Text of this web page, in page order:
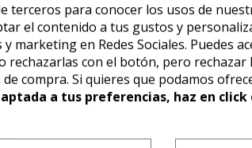
terceros para conocer los usos de
el contenido a tus gustos y
marketing en Redes Sociales. Puedes
con el botón, pero rechazar
compra. Si quieres que podamos
a tus preferencias, haz en click